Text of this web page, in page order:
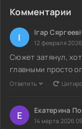
Комментарии
І Ігар
12 февраля
Сюжет затянул,
главными просто
Ответить
Е Екатерина
14 марта 2026